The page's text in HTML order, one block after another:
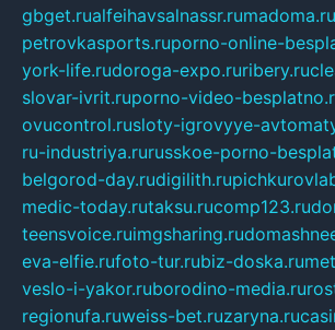
gbget.rualfeihavsalnassr.rumadoma.ru
petrovkasports.ruporno-online-
york-life.rudoroga-expo.ruribery.ru
slovar-ivrit.ruporno-video-
ovucontrol.rusloty-igrovyye-
ru-industriya.rurusskoe-porno-
belgorod-day.rudigilith.ru
medic-today.rutaksu.rucomp123.ru
teensvoice.ruimgsharing.ru
eva-elfie.rufoto-tur.rubiz-doska.ru
veslo-i-yakor.ruborodino-media.ru
regionufa.ruweiss-bet.ruzaryna.ru